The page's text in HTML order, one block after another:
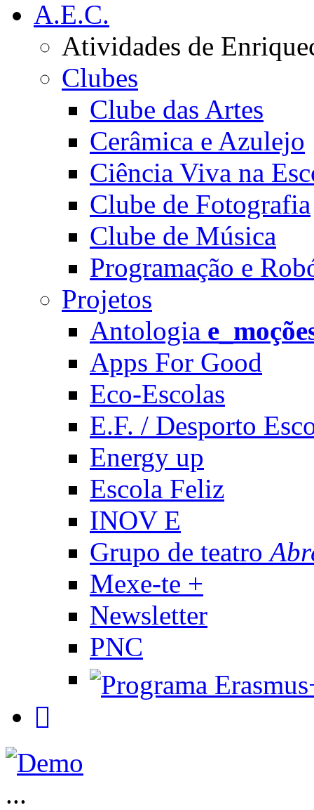
A.E.C.
Atividades de
Clubes
Clube das Artes
Cerâmica e Azulejo
Ciência Viva na
Clube de Fotografia
Clube de Música
Programação e
Projetos
Antologia
Apps For Good
Eco-Escolas
E.F. / Desporto
Energy up
Escola Feliz
INOV E
Grupo de teatro
Mexe-te +
Newsletter
PNC
...